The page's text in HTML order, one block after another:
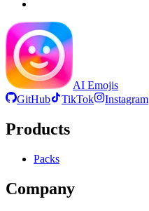
AI Emojis
GitHub
TikTok Instagram
Products
Packs
Company